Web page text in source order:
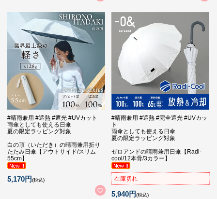
#晴雨兼用 #遮熱 #遮光 #UVカット
雨傘としても使える日傘
夏の限定ラッピング対象
白の頂（いただき）の晴雨兼用折り
たたみ日傘【アウトサイド/スリム
55cm】
5,170円(税込)
#晴雨兼用 #遮熱 #完全遮光 #UVカッ
ト
雨傘としても使える日傘
夏の限定ラッピング対象
ゼロアンドの晴雨兼用日傘【Radi-
cool/12本骨/3カラー】
在庫切れ
5,940円(税込)